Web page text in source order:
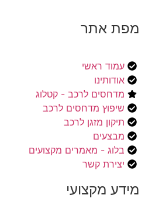
מפת אתר
עמוד ראשי
אודותינו
מדחסים לרכב - קטלוג
שיפוץ מדחסים לרכב
תיקון מזגן לרכב
מבצעים
בלוג - מאמרים מקצועים
יצירת קשר
מידע מקצועי